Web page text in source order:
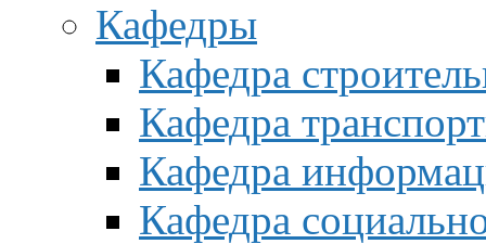
Кафедры
Кафедра
Кафедра
Кафедра
Кафедра